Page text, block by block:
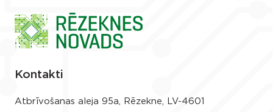
Kontakti
Atbrīvošanas aleja 95a, Rēzekne, LV-4601